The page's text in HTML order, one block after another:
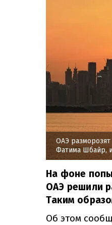
ОАЭ
Фатима Шбайр,
На фоне
ОАЭ решили
Таким
Об этом